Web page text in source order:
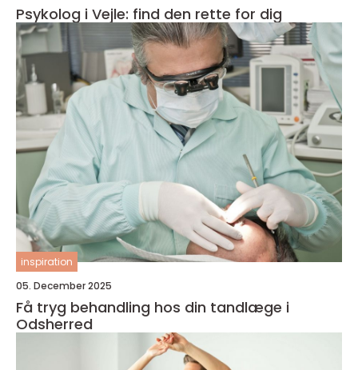
Psykolog i Vejle: find den rette for dig
inspiration
05. December 2025
Få tryg behandling hos din tandlæge i
Odsherred